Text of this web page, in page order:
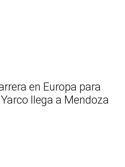
en Europa para
llega a Mendoza